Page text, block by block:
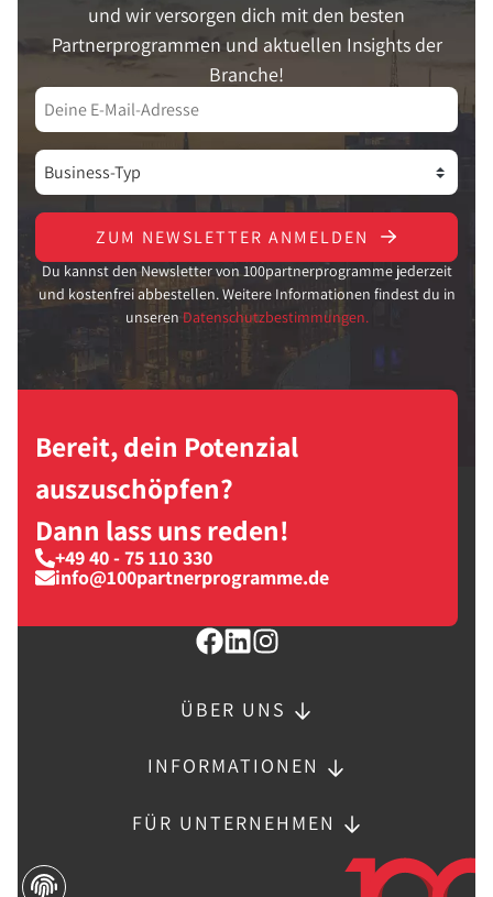
und wir versorgen dich mit den besten
Partnerprogrammen und aktuellen Insights der
Branche!
ZUM NEWSLETTER ANMELDEN
Du kannst den Newsletter von 100partnerprogramme jederzeit
und kostenfrei abbestellen. Weitere Informationen findest du in
unseren Datenschutzbestimmungen.
Bereit, dein Potenzial
auszuschöpfen?
Dann lass uns reden!
+49 40 - 75 110 330
info@100partnerprogramme.de
ÜBER UNS
INFORMATIONEN
FÜR UNTERNEHMEN